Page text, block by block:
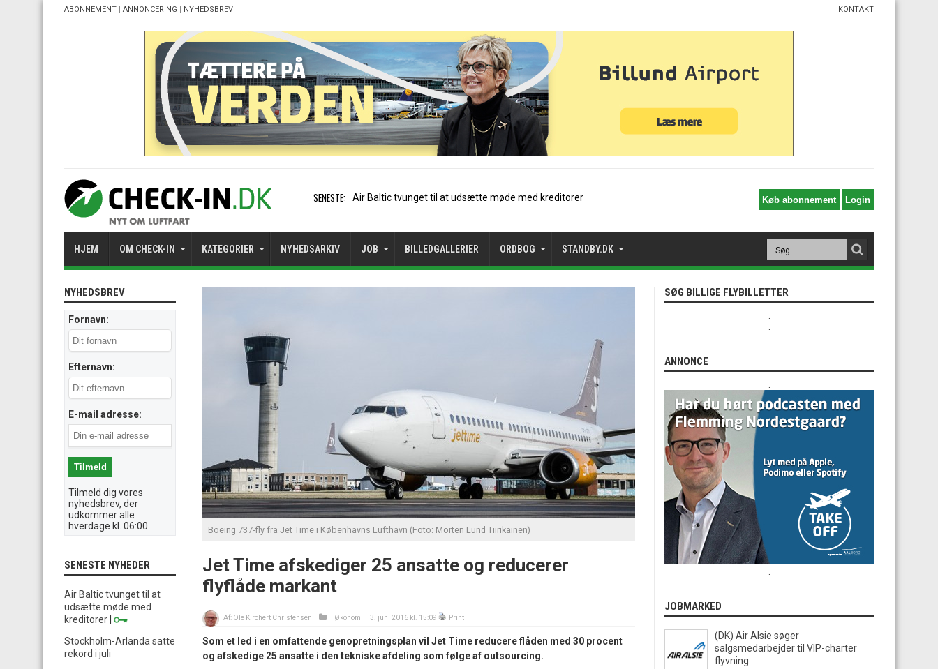
ABONNEMENT | ANNONCERING | NYHEDSBREV KONTAKT
SENESTE: Stockholm-Arlanda satte rek
HJEM OM CHECK-IN KATEGORIER NYHEDSARKIV JOB BILLEDGALLERIER ORDBOG STANDBY.DK
Boeing 737-fly fra Jet Time i Københavns Lufthavn (Foto: Morten Lund Tiirikainen)
Jet Time afskediger 25 ansatte og reducerer
flyflåde markant
Af: Ole Kirchert Christensen i Økonomi 3. juni 2016 kl. 15:09 Print
Som et led i en omfattende genopretningsplan vil Jet Time reducere flåden med 30 procent
og afskedige 25 ansatte i den tekniske afdeling som følge af outsourcing.
NYHEDSBREV
Fornavn:
Efternavn:
E-mail adresse:
Tilmeld dig vores
nyhedsbrev, der
udkommer alle
hverdage kl. 06:00
SENESTE NYHEDER
Air Baltic tvunget til at
udsætte møde med
kreditorer
Stockholm-Arlanda satte
rekord i juli
SØG BILLIGE FLYBILLETTER
ANNONCE
JOBMARKED
(DK) Air Alsie søger
salgsmedarbejder til VIP-charter
flyvning